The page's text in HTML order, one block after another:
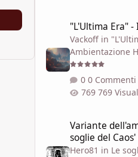
"L'Ultima Era" -
Vackoffin
Ambientazione
0 Commenti
769
Variante
soglie del
Hero81 in Le